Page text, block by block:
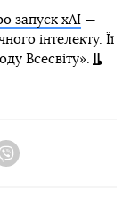
запуск xAI—
інтелекту. Її
Всесвіту».